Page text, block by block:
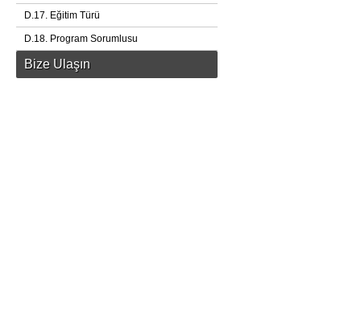
D.17. Eğitim Türü
D.18. Program Sorumlusu
Bize Ulaşın